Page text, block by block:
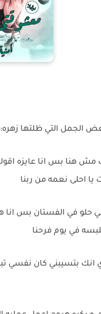
الجمل التي ظلتها زهره:
هنا بس انا عايزه
احلى نعمه من ربنا
في الفستان بس انا
في يوم فرحنا
انك بتسيبني كان نفسي